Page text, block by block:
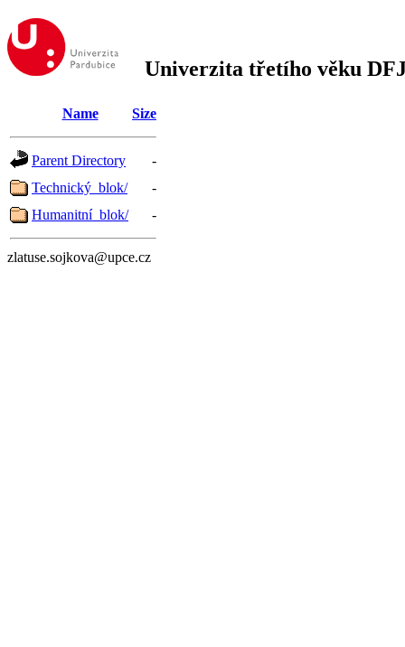
Univerzita třetího věku
Name Size
Parent Directory
-
Technický_blok/
-
Humanitní_blok/
-
zlatuse.sojkova@upce.cz